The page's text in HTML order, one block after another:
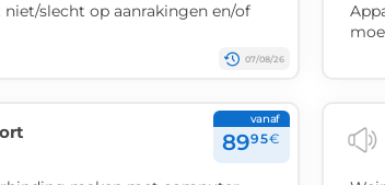
slecht op aanrakingen en/of
07/08/26
vanaf
8995€